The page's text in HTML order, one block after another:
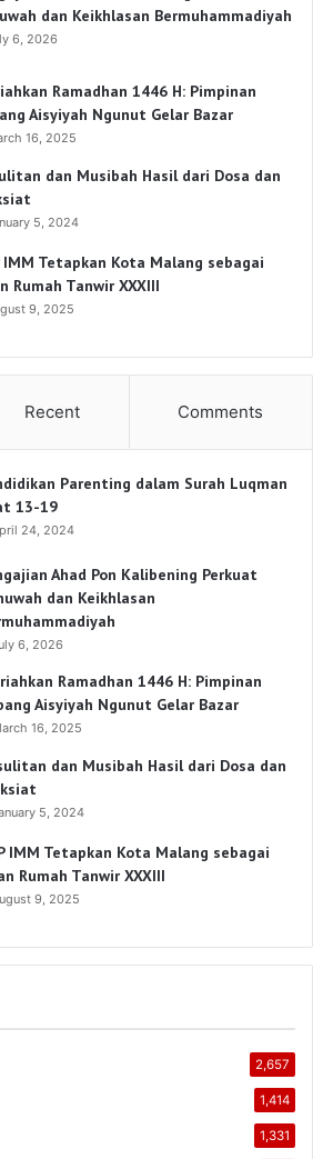
dan Keikhlasan Bermuhammadiyah
6, 2026
Ramadhan 1446 H: Pimpinan
Aisyiyah Ngunut Gelar Bazar
16, 2025
dan Musibah Hasil dari Dosa dan
5, 2024
IMM Tetapkan Kota Malang sebagai
Rumah Tanwir XXXIII
9, 2025
Recent Comments
Parenting dalam Surah Luqman
13-19
24, 2024
Ahad Pon Kalibening Perkuat
dan Keikhlasan
6, 2026
Ramadhan 1446 H: Pimpinan
Aisyiyah Ngunut Gelar Bazar
16, 2025
dan Musibah Hasil dari Dosa dan
5, 2024
IMM Tetapkan Kota Malang sebagai
Rumah Tanwir XXXIII
9, 2025
2,657
1,414
1,331